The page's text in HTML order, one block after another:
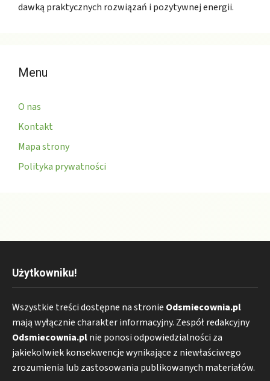
dawką praktycznych rozwiązań i pozytywnej energii.
Menu
O nas
Kontakt
Mapa strony
Polityka prywatności
Użytkowniku!
Wszystkie treści dostępne na stronie Odsmiecownia.pl
mają wyłącznie charakter informacyjny. Zespół redakcyjny
Odsmiecownia.plnie ponosi odpowiedzialności za
jakiekolwiek konsekwencje wynikające z niewłaściwego
zrozumienia lub zastosowania publikowanych materiałów.